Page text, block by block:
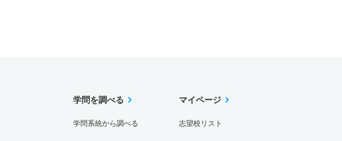
学問を調べる
学問系統から調べる
マイページ
志望校リスト